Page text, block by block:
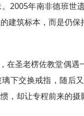
2005年南非德班世
建筑标本，而是仍
在圣老楞佐教堂偶
下交换戒指，随后
，却让专程前来的